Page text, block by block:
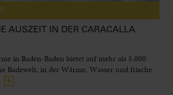
0
AUSZEIT IN DER CARACALLA
in Baden-Baden bietet auf mehr als 5.000
Badewelt, in der Wärme, Wasser und frische